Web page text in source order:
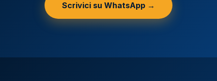
Scrivici su WhatsApp →